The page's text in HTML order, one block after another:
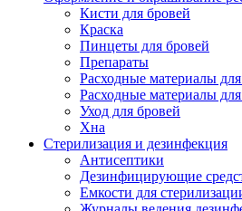
Кисти для бровей
Краска
Пинцеты для бровей
Препараты
Расходные материалы
Расходные материалы
Уход для бровей
Хна
Стерилизация и дезинфекция
Антисептики
Дезинфицирующие
Емкости для